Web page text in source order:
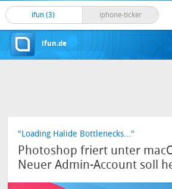
ifun (3) iphone-ticker
ifun.de
"Loading Halide Bottlenecks..."
Photoshop friert unter
Neuer Admin-Account soll